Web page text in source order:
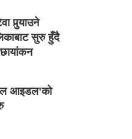
पुर्‍याउने
सुरु हुँदै
आइडल’को